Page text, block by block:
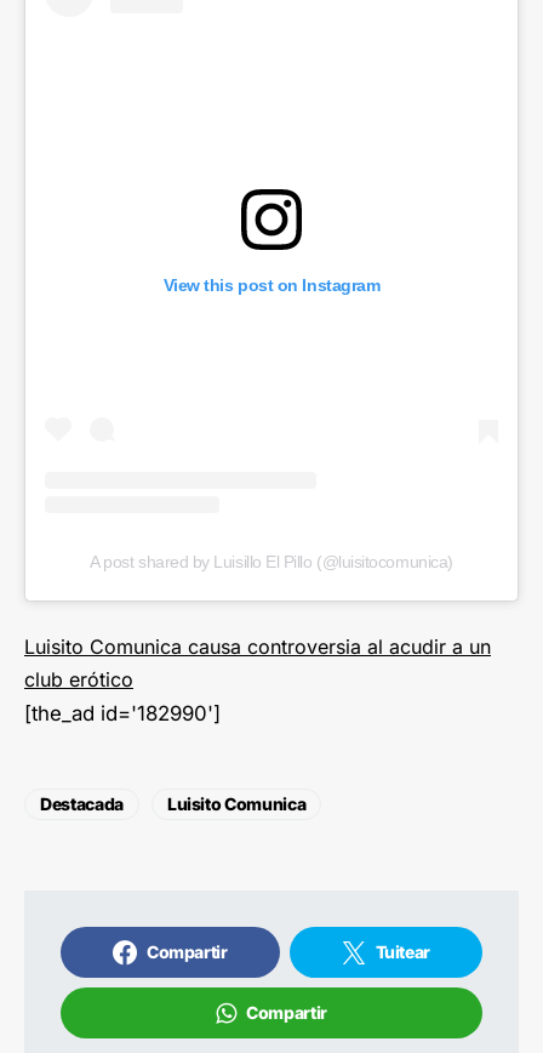
View this post on Instagram
A post shared by Luisillo El Pillo (@luisitocomunica)
Luisito Comunica causa controversia al acudir a un
club erótico
[the_ad id='182990']
Destacada Luisito Comunica
Compartir Tuitear
Compartir